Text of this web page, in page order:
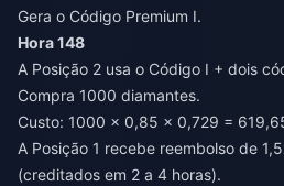
Gera o Código Premium I.
Hora 148
A Posição 2 usa o Código I + dois
Compra 1000 diamantes.
Custo: 1000 × 0,85 × 0,729 =
A Posição 1 recebe reembolso de
(creditados em 2 a 4 horas).